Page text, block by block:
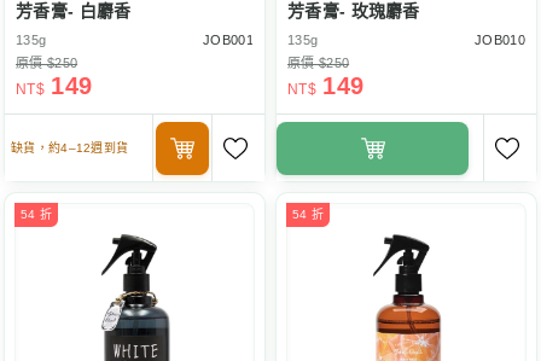
芳香膏- 白麝香
135g
JOB001
原價 $250
NT$ 149
缺貨，約4–12週到貨
芳香膏- 玫瑰麝香
135g
JOB010
原價 $250
NT$ 149
54 折 54 折